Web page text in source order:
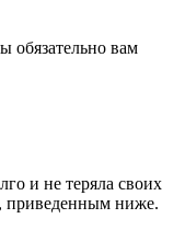
обязательно вам
и не теряла своих
приведенным ниже.